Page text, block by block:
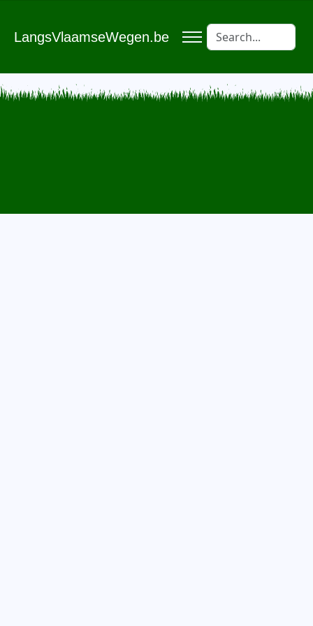
LangsVlaamseWegen.be